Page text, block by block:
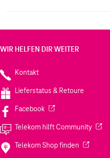
befestigen und
WIR HELFEN DIR WEITER
Kontakt
Lieferstatus & Retoure
Facebook(Wird in einem neuen
Telekom hilft Community(Wird
Telekom Shop finden (Wird in